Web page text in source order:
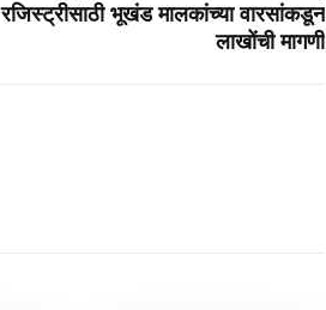
रजिस्ट्रीसाठी भूखंड मालकांच्या वारसांकडून
लाखोंची मागणी